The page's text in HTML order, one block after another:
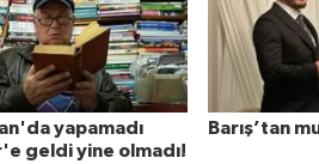
yapamadı
geldi yine olmadı!
Barış’tan